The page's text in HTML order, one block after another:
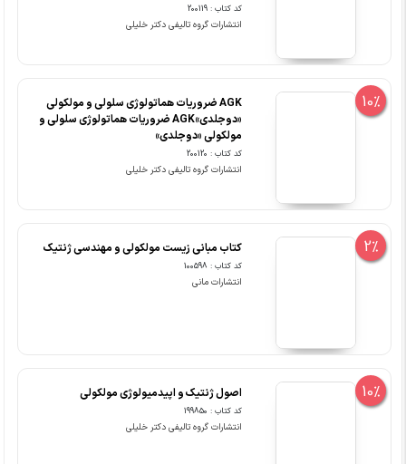
کد کتاب : 200119
انتشارات گروه تالیفی دکتر خلیلی
10%
AGK ضروریات هماتولوژی سلولی و مولکولی
«دوجلدی»AGK ضروریات هماتولوژی سلولی و
مولکولی «دوجلدی»
کد کتاب : 200120
انتشارات گروه تالیفی دکتر خلیلی
2% کتاب مبانی زیست مولکولی و مهندسی ژنتیک
کد کتاب : 100598
انتشارات مانی
10% اصول ژنتیک و اپیدمیولوژی مولکولی
کد کتاب : 199850
انتشارات گروه تالیفی دکتر خلیلی